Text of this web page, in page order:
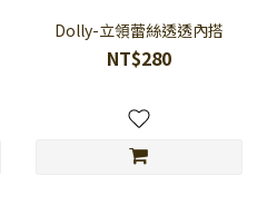
Dolly-立領蕾絲透透內搭
NT$280